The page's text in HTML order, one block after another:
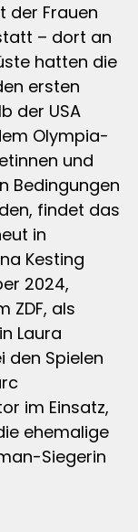
der Frauen
– dort an
hatten die
ersten
der USA
Olympia-
und
Bedingungen
findet das
in
Kesting
2024,
ZDF, als
Laura
den Spielen
im Einsatz,
ehemalige
Siegerin